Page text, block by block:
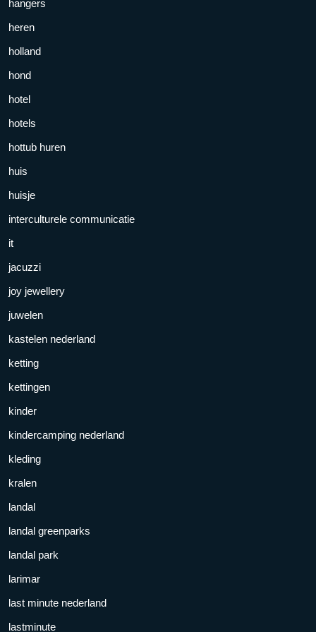
hangers
heren
holland
hond
hotel
hotels
hottub huren
huis
huisje
interculturele communicatie
it
jacuzzi
joy jewellery
juwelen
kastelen nederland
ketting
kettingen
kinder
kindercamping nederland
kleding
kralen
landal
landal greenparks
landal park
larimar
last minute nederland
lastminute